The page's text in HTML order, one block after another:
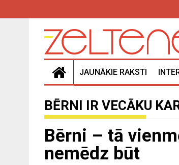
JAUNĀKIE RAKSTI
BĒRNI IR VECĀKU
Bērni – tā
nemēdz būt